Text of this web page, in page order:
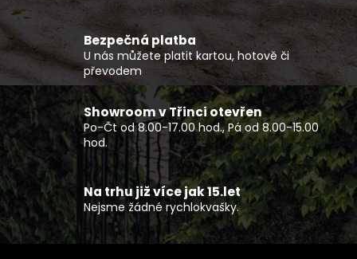
a
c
í
p
r
v
k
y
v
ý
p
i
s
u
Bezpečná platba
U nás můžete platit kartou, hotově či
převodem
Showroom v Třinci otevřen
Po-Čt od 8.00-17.00 hod., Pá od 8.00-15.00
hod.
Na trhu již více jak 15.let
Nejsme žádné rychlokvašky.